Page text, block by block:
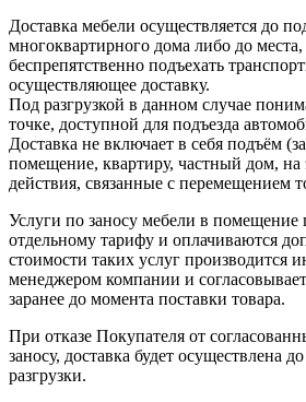
Доставка мебели осуществляется до
многоквартирного дома либо до
беспрепятственно подъехать
осуществляющее доставку.
Под разгрузкой в данном случае
точке, доступной для подъезда
Доставка не включает в себя подъём
помещение, квартиру, частный дом,
действия, связанные с перемещением
Услуги по заносу мебели в помещение
отдельному тарифу и оплачиваются
стоимости таких услуг производится
менеджером компании и
заранее до момента поставки товара.
При отказе Покупателя от
заносу, доставка будет осуществлена
разгрузки.